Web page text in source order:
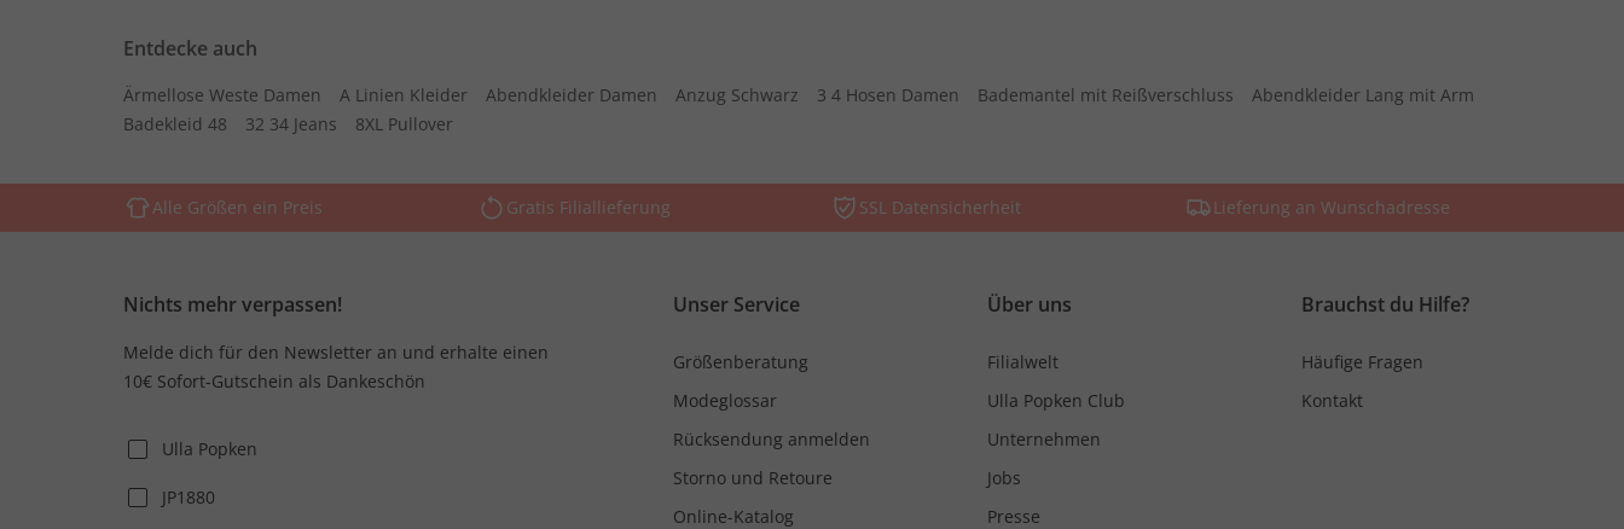
Entdecke auch
Ärmellose Weste Damen A Linien Kleider Abendkleider Damen Anzug Schwarz 3 4 Hosen Damen Bademantel mit Reißverschluss
Abendkleider Lang mit Arm
Badekleid 48
32 34 Jeans 8XL Pullover
Alle Größen ein Preis Gratis Filiallieferung SSL Datensicherheit Lieferung an Wunschadresse
Nichts mehr verpassen!
Melde dich für den Newsletter an und erhalte einen
10€ Sofort-Gutschein als Dankeschön
Ulla Popken
JP1880
Unser Service
Größenberatung
Modeglossar
Rücksendung anmelden
Storno und Retoure
Online-Katalog
Über uns
Filialwelt
Ulla Popken Club
Unternehmen
Jobs
Presse
Brauchst du Hilfe?
Häufige Fragen
Kontakt